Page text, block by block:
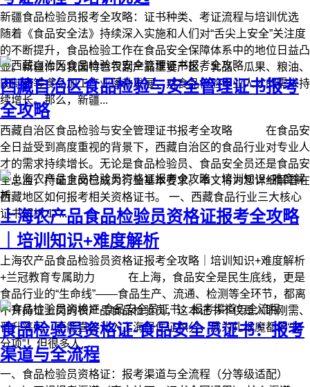
新疆食品检验员报考全攻略：证书种类、考证流程与培训优选
随着《食品安全法》持续深入实施和人们对“舌尖上安全”关注度
的不断提升，食品检验工作在食品安全保障体系中的地位日益凸
显。新疆作为我国特色农副产品重要产区，乳品、瓜果、粮油、
肉制品等食品加工产业蓬勃发展，对食品检验专业人才的需求持
续增长。那么，新疆...
西藏自治区食品检验与安全管理证书报考
全攻略
西藏自治区食品检验与安全管理证书报考全攻略 在食品安
全日益受到高度重视的背景下，西藏自治区的食品行业对专业人
才的需求持续增长。无论是食品检验员、食品安全员还是食品安
全总监，持证上岗已成为行业基本要求。本文将为您详细解答在
西藏地区如何报考相关资格证书。 一、西藏食品行业三大核心
证书解析 1. ...
上海农产品食品检验员资格证报考全攻略
｜培训知识+难度解析
上海农产品食品检验员资格证报考全攻略｜培训知识+难度解析
+兰冠教育专属助力 在上海，食品安全是民生底线，更是
食品行业的“生命线”——食品生产、流通、检测等全环节，都离
不开持证上岗的农产品食品检验员，这本证书不仅是入职刚需、
晋升筹码，更能直接计入上海居住证积分，成为扎根魔都的“加
分项”！但很多人...
食品检验员资格证-食品安全员证书：报考
渠道与全流程
一、食品检验员资格证：报考渠道与全流程（分等级适配）